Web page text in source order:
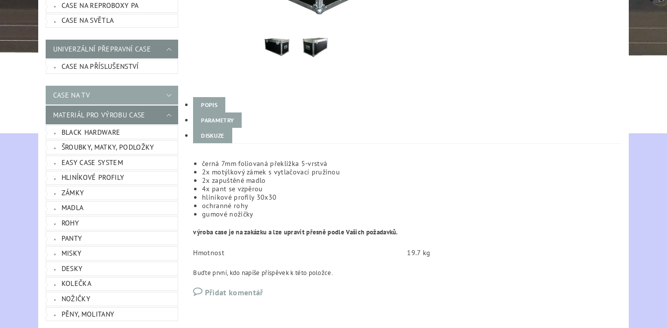
CASE NA REPROBOXY PA
CASE NA SVĚTLA
UNIVERZÁLNÍ PŘEPRAVNÍ CASE
CASE NA PŘÍSLUŠENSTVÍ
CASE NA TV
MATERIÁL PRO VÝROBU CASE
BLACK HARDWARE
ŠROUBKY, MATKY, PODLOŽKY
EASY CASE SYSTEM
HLINÍKOVÉ PROFILY
ZÁMKY
MADLA
ROHY
PANTY
MISKY
DESKY
KOLEČKA
NOŽIČKY
PĚNY, MOLITANY
POPIS
PARAMETRY
DISKUZE
černá 7mm foliovaná překližka 5-vrstvá
2x motýlkový zámek s vytlačovací pružinou
2x zapuštěné madlo
4x pant se vzpěrou
hliníkové profily 30x30
ochranné rohy
gumové nožičky
výroba case je na zakázku a lze upravit přesně podle Vašich požadavků.
Hmotnost 19.7 kg
Buďte první, kdo napíše příspěvek k této položce.
Přidat komentář